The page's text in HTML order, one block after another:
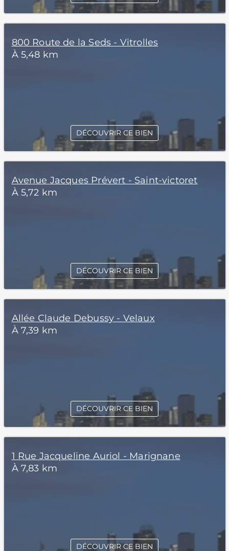
800 Route de la Seds - Vitrolles
À 5,48 km
DÉCOUVRIR CE BIEN
Avenue Jacques Prévert - Saint-victoret
À 5,72 km
DÉCOUVRIR CE BIEN
Allée Claude Debussy - Velaux
À 7,39 km
DÉCOUVRIR CE BIEN
1 Rue Jacqueline Auriol - Marignane
À 7,83 km
DÉCOUVRIR CE BIEN